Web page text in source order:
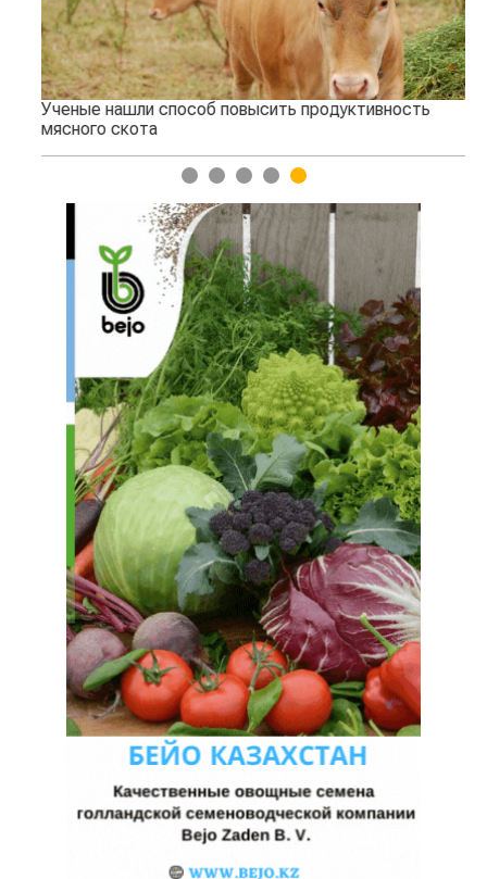
Ученые нашли способ повысить продуктивность
мясного скота
1 2 3 4 5